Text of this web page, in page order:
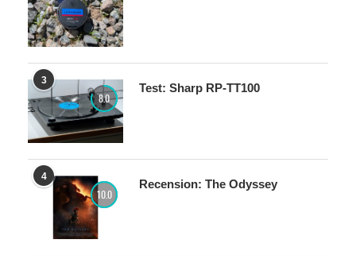
3
8.0
Test: Sharp RP-TT100
4
10.0
Recension: The Odyssey